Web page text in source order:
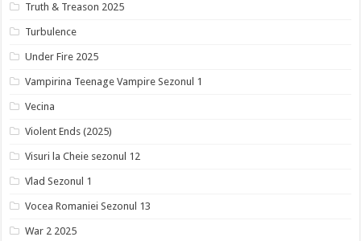
Truth & Treason 2025
Turbulence
Under Fire 2025
Vampirina Teenage Vampire Sezonul 1
Vecina
Violent Ends (2025)
Visuri la Cheie sezonul 12
Vlad Sezonul 1
Vocea Romaniei Sezonul 13
War 2 2025